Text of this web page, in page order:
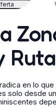
en lo
solo desde